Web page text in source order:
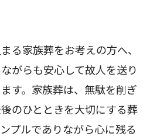
る家族葬をお考えの方へ、
がらも安心して故人を送り
す。家族葬は、無駄を削ぎ
のひとときを大切にする葬
プルでありながら心に残る